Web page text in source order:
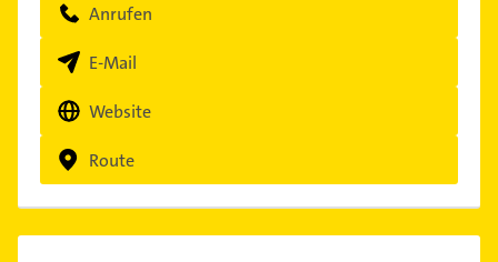
Anrufen
E-Mail
Website
Route